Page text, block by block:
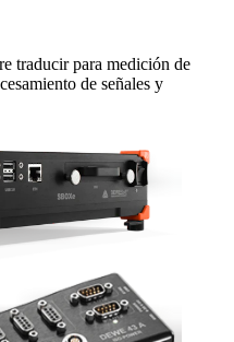
traducir para medición de
de señales y